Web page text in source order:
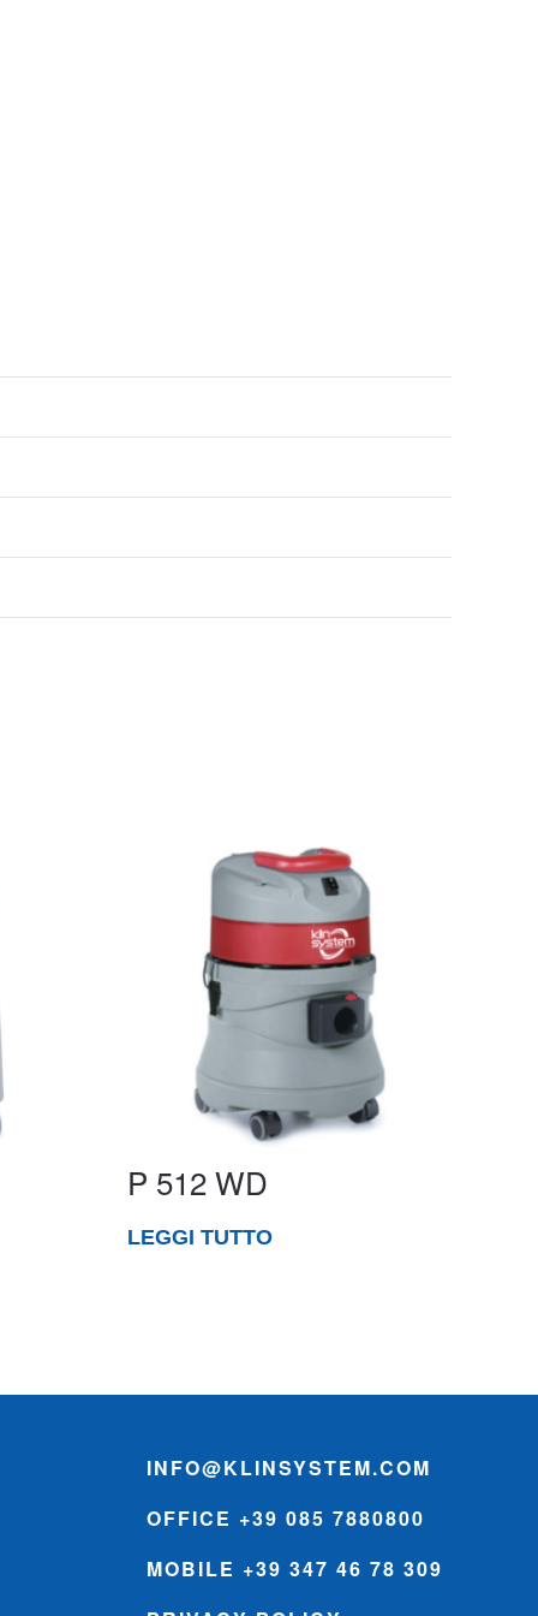
P 512 WD
LEGGI TUTTO
INFO@KLINSYSTEM.COM
OFFICE +39 085 7880800
MOBILE +39 347 46 78 309